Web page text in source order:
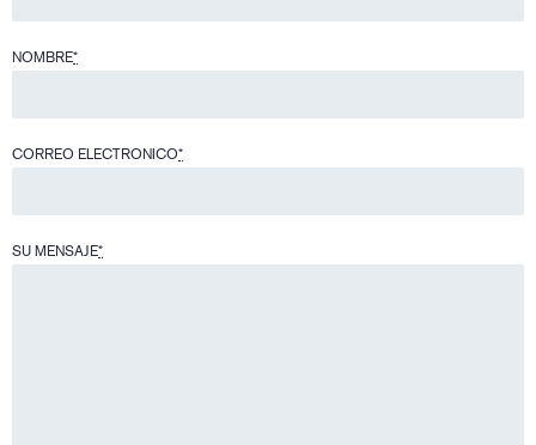
NOMBRE*
CORREO ELECTRONICO*
SU MENSAJE*